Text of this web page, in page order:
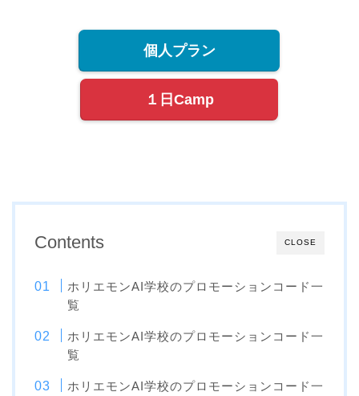
個人プラン
１日Camp
CLOSE
Contents
ホリエモンAI学校のプロモーションコード一
覧
ホリエモンAI学校のプロモーションコード一
覧
ホリエモンAI学校のプロモーションコード一